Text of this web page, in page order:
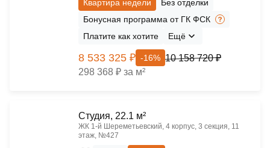
Квартира недели
Без отделки
Бонусная программа от ГК ФСК
Платите как хотите
Ещё
8 533 325 ₽ -16% 10 158 720 ₽
298 368 ₽ за м²
Cтудия, 22.1 м²
ЖК 1‑й Шереметьевский, 4 корпус, 3 секция, 11
этаж, №427